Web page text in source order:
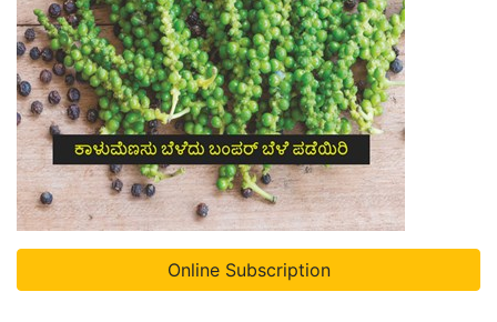
Online Subscription